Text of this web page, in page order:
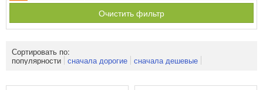
Очистить фильтр
Сортировать по:
популярности сначала дорогие сначала дешевые